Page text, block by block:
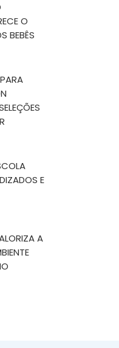
O
BEBÊS
E
A